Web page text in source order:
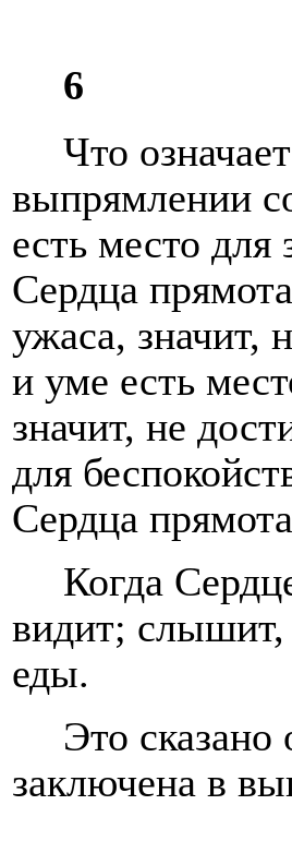
6
Что
выпрямлении
есть место для
Сердца
ужаса, значит,
и уме есть
значит, не
для
Сердца
Когда
видит; слышит,
еды.
Это сказано
заключена в